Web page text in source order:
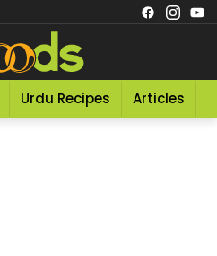
Urdu Recipes Articles